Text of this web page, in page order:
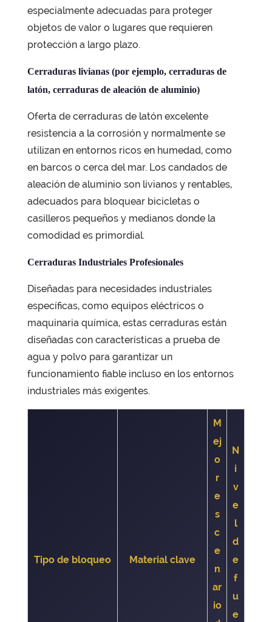
especialmente adecuadas para proteger
objetos de valor o lugares que requieren
protección a largo plazo.
Cerraduras livianas (por ejemplo, cerraduras de
latón, cerraduras de aleación de aluminio)
Oferta de cerraduras de latón excelente
resistencia a la corrosión y normalmente se
utilizan en entornos ricos en humedad, como
en barcos o cerca del mar. Los candados de
aleación de aluminio son livianos y rentables,
adecuados para bloquear bicicletas o
casilleros pequeños y medianos donde la
comodidad es primordial.
Cerraduras Industriales Profesionales
Diseñadas para necesidades industriales
específicas, como equipos eléctricos o
maquinaria química, estas cerraduras están
diseñadas con características a prueba de
agua y polvo para garantizar un
funcionamiento fiable incluso en los entornos
industriales más exigentes.
Tipo de bloqueo Material clave
M
ej
o
r
e
s
c
e
n
ar
io
N
i
v
e
l
d
e
f
u
e